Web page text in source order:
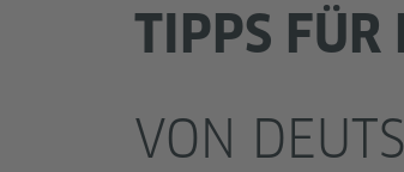
TIPPS FÜR
VON